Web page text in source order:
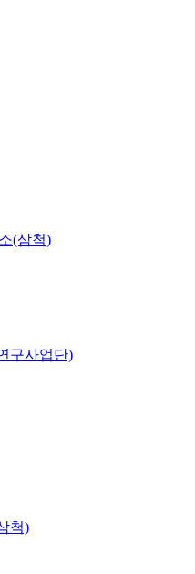
(삼척)
구사업단)
척)